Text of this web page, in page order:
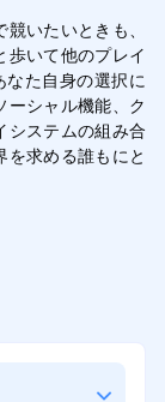
いたいときも、
いて他のプレイ
た自身の選択に
ーシャル機能、ク
システムの組み合
求める誰もにと